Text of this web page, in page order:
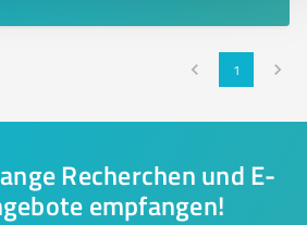
1
Recherchen und E-
empfangen!